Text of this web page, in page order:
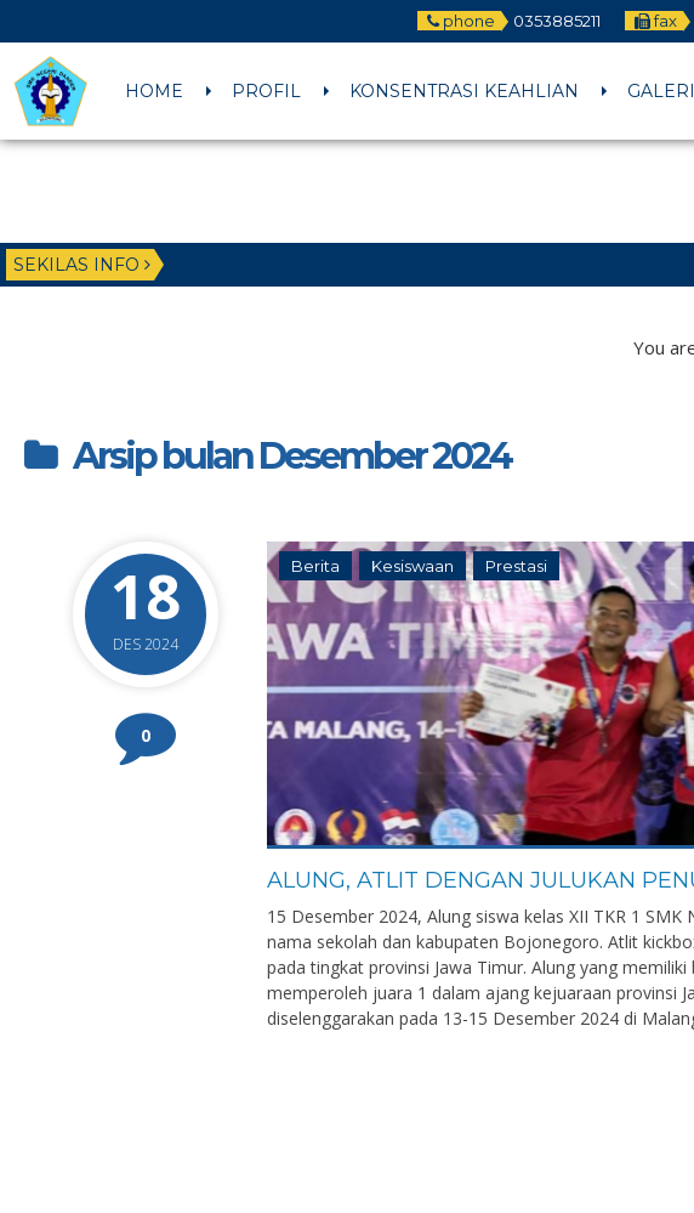
phone 0353885211 fax
HOME PROFIL KONSENTRASI KEAHLIAN GALERI
SEKILAS INFO
You
Arsip bulan Desember 2024
18
DES 2024
0
Berita Kesiswaan Prestasi
ALUNG, ATLIT DENGAN JULUKAN
15 Desember 2024, Alung siswa kelas XII TKR 1
nama sekolah dan kabupaten Bojonegoro. Atlit
pada tingkat provinsi Jawa Timur. Alung yang
memperoleh juara 1 dalam ajang kejuaraan provinsi
diselenggarakan pada 13-15 Desember 2024 di